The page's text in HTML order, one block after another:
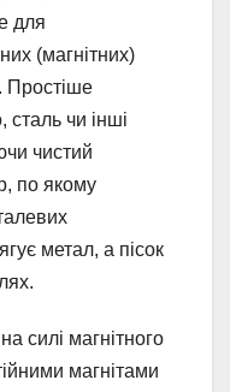
для
(магнітних)
Простіше
сталь чи інші
чистий
по якому
метал, а пісок
силі магнітного
магнітами